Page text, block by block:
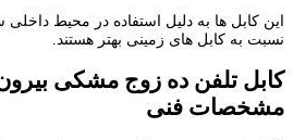
این کابل ها به دلیل استفاده در محیط
نسبت به کابل های زمینی بهتر هستند.
کابل تلفن ده زوج مشکی
مشخصات فنی